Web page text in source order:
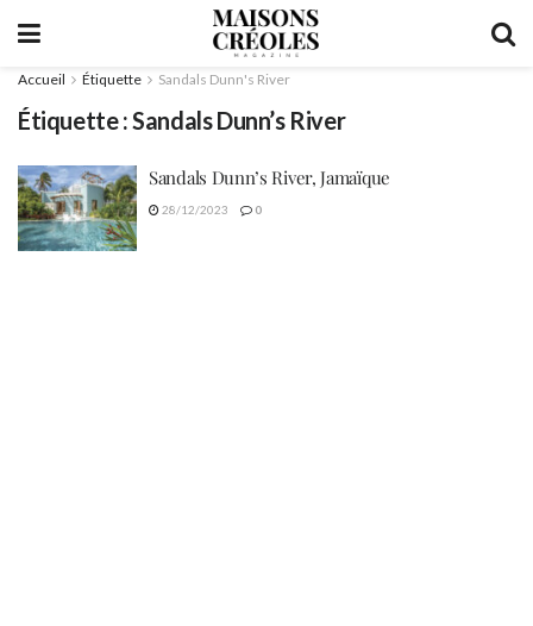
Accueil Étiquette Sandals Dunn's River
Étiquette :Sandals Dunn’s River
Sandals Dunn’s River, Jamaïque
28/12/2023 0